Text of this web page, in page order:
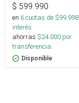
$ 599.990
en 6cuotas de $99.998
interés
ahorras $24.000 por
transferencia.
Disponible